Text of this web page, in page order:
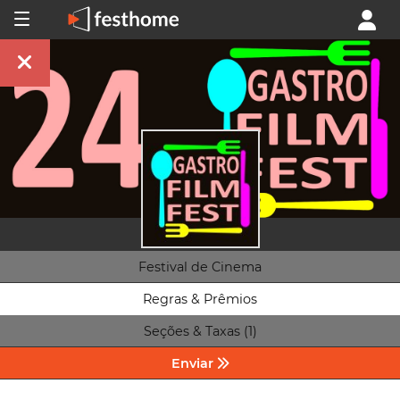
Festival de Cinema
Regras & Prêmios
Seções & Taxas (1)
Enviar